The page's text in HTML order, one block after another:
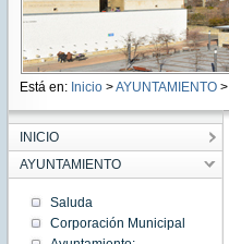
Está en: Inicio >AYUNTAMIENTO>
INICIO
AYUNTAMIENTO
Saluda
Corporación Municipal